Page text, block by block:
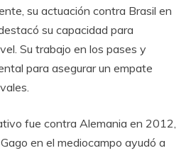
su actuación contra Brasil en
su capacidad para
Su trabajo en los pases y
para asegurar un empate
fue contra Alemania en 2012,
en el mediocampo ayudó a